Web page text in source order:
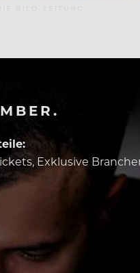
BILD-ZEITUNG
Exklusive